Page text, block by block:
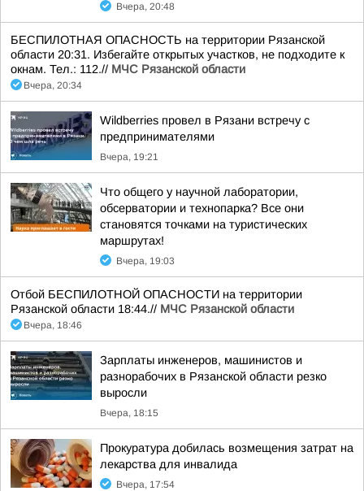
Вчера, 20:48
БЕСПИЛОТНАЯ ОПАСНОСТЬ на территории Рязанской
области 20:31. Избегайте открытых участков, не подходите к
окнам. Тел.: 112.// МЧС Рязанской области
Вчера, 20:34
Wildberries провел в Рязани встречу с
предпринимателями
Вчера, 19:21
Что общего у научной лаборатории,
обсерватории и технопарка? Все они
становятся точками на туристических
маршрутах!
Вчера, 19:03
Отбой БЕСПИЛОТНОЙ ОПАСНОСТИ на территории
Рязанской области 18:44.// МЧС Рязанской области
Вчера, 18:46
Зарплаты инженеров, машинистов и
разнорабочих в Рязанской области резко
выросли
Вчера, 18:15
Прокуратура добилась возмещения затрат на
лекарства для инвалида
Вчера, 17:54